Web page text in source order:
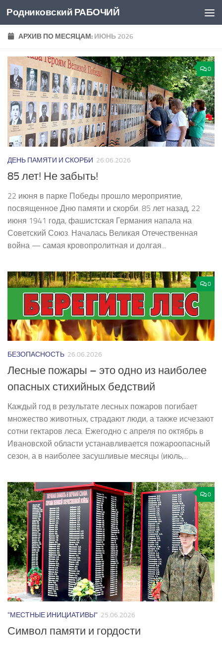
Перейти к содержимому
Родниковский РАБОЧИЙ
АРХИВ ПО МЕСЯЦАМ: ИЮНЬ 2026
0
ДЕНЬ ПАМЯТИ И СКОРБИ 26.06.2026
85 лет! Не забыть!
22 июня в парке Победы прошло мероприятие,
посвященное Дню памяти и скорби. 85 лет назад, 22
июня 1941 года, фашистская Германия напала на
Советский Союз. Началась Великая Отечественная
война — самая кровопролитная и долгая...
0
БЕЗОПАСНОСТЬ 26.06.2026
Лесные пожары – это одно из наиболее
опасных стихийных бедствий
Каждый год в результате лесных пожаров погибает
множество животных, страдают люди, а также исчезают
сотни гектаров леса. Ежегодно с апреля по октябрь в
Ивановской области устанавливается пожароопасный
сезон, а в наиболее засушливые месяцы (июль,...
0
"МЕСТНЫЕ ИНИЦИАТИВЫ" 25.06.2026
Символ памяти и гордости